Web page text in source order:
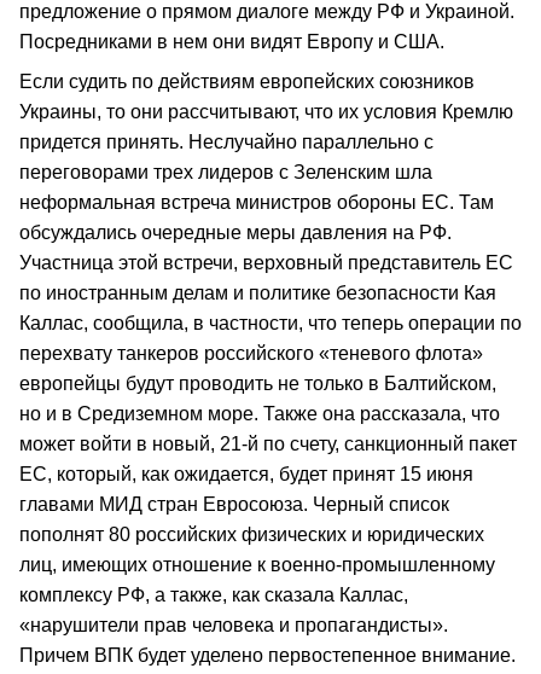
предложение о прямом диалоге между РФ и Украиной.
Посредниками в нем они видят Европу и США.
Если судить по действиям европейских союзников
Украины, то они рассчитывают, что их условия Кремлю
придется принять. Неслучайно параллельно с
переговорами трех лидеров с Зеленским шла
неформальная встреча министров обороны ЕС. Там
обсуждались очередные меры давления на РФ.
Участница этой встречи, верховный представитель ЕС
по иностранным делам и политике безопасности Кая
Каллас, сообщила, в частности, что теперь операции по
перехвату танкеров российского «теневого флота»
европейцы будут проводить не только в Балтийском,
но и в Средиземном море. Также она рассказала, что
может войти в новый, 21-й по счету, санкционный пакет
ЕС, который, как ожидается, будет принят 15 июня
главами МИД стран Евросоюза. Черный список
пополнят 80 российских физических и юридических
лиц, имеющих отношение к военно-промышленному
комплексу РФ, а также, как сказала Каллас,
«нарушители прав человека и пропагандисты».
Причем ВПК будет уделено первостепенное внимание.